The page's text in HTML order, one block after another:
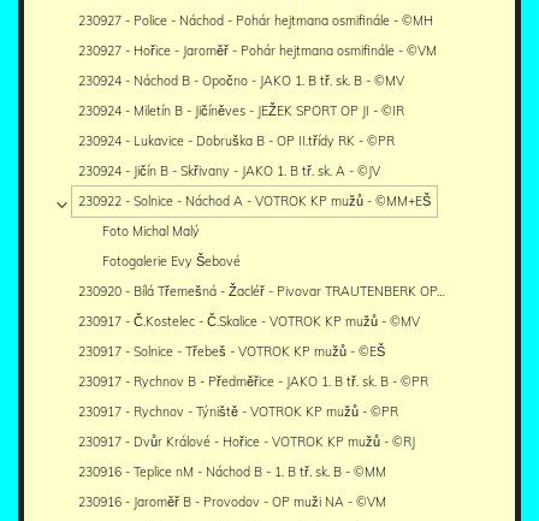
230927 - Police - Náchod - Pohár hejtmana osmifinále - ©MH
230927 - Hořice - Jaroměř - Pohár hejtmana osmifinále - ©VM
230924 - Náchod B - Opočno - JAKO 1. B tř. sk. B - ©MV
230924 - Miletín B - Jičíněves - JEŽEK SPORT OP JI - ©IR
230924 - Lukavice - Dobruška B - OP II.třídy RK - ©PR
230924 - Jičín B - Skřivany - JAKO 1. B tř. sk. A - ©JV
230922 - Solnice - Náchod A - VOTROK KP mužů - ©MM+EŠ
Foto Michal Malý
Fotogalerie Evy Šebové
230920 - Bílá Třemešná - Žacléř - Pivovar TRAUTENBERK OP…
230917 - Č.Kostelec - Č.Skalice - VOTROK KP mužů - ©MV
230917 - Solnice - Třebeš - VOTROK KP mužů - ©EŠ
230917 - Rychnov B - Předměřice - JAKO 1. B tř. sk. B - ©PR
230917 - Rychnov - Týniště - VOTROK KP mužů - ©PR
230917 - Dvůr Králové - Hořice - VOTROK KP mužů - ©RJ
230916 - Teplice nM - Náchod B - 1. B tř. sk. B - ©MM
230916 - Jaroměř B - Provodov - OP muži NA - ©VM